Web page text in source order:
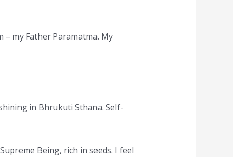
– my Father Paramatma. My
in Bhrukuti Sthana. Self-
Being, rich in seeds. I feel